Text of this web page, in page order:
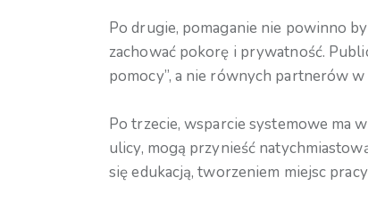
Po drugie, pomaganie nie powinno
zachować pokorę i prywatność.
pomocy”, a nie równych partnerów
Po trzecie, wsparcie systemowe ma
ulicy, mogą przynieść
się edukacją, tworzeniem miejsc